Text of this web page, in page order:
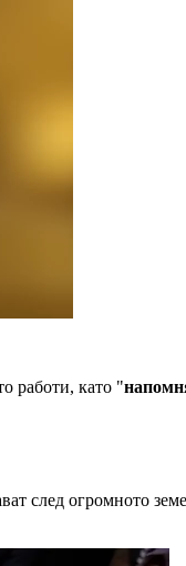
работи, като "
след огромното